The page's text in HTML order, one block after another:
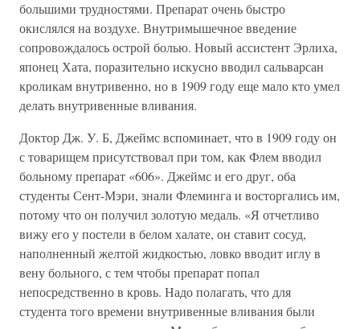
большими трудностями. Препарат очень быстро
окислялся на воздухе. Внутримышечное введение
сопровождалось острой болью. Новый ассистент Эрлиха,
японец Хата, поразительно искусно вводил сальварсан
кроликам внутривенно, но в 1909 году еще мало кто умел
делать внутривенные вливания.
Доктор Дж. У. Б, Джеймс вспоминает, что в 1909 году он
с товарищем присутствовал при том, как Флем вводил
больному препарат «606». Джеймс и его друг, оба
студенты Сент-Мэри, знали Флеминга и восторгались им,
потому что он получил золотую медаль. «Я отчетливо
вижу его у постели в белом халате, он ставит сосуд,
наполненный желтой жидкостью, ловко вводит иглу в
вену больного, с тем чтобы препарат попал
непосредственно в кровь. Надо полагать, что для
студента того времени внутривенные вливания были